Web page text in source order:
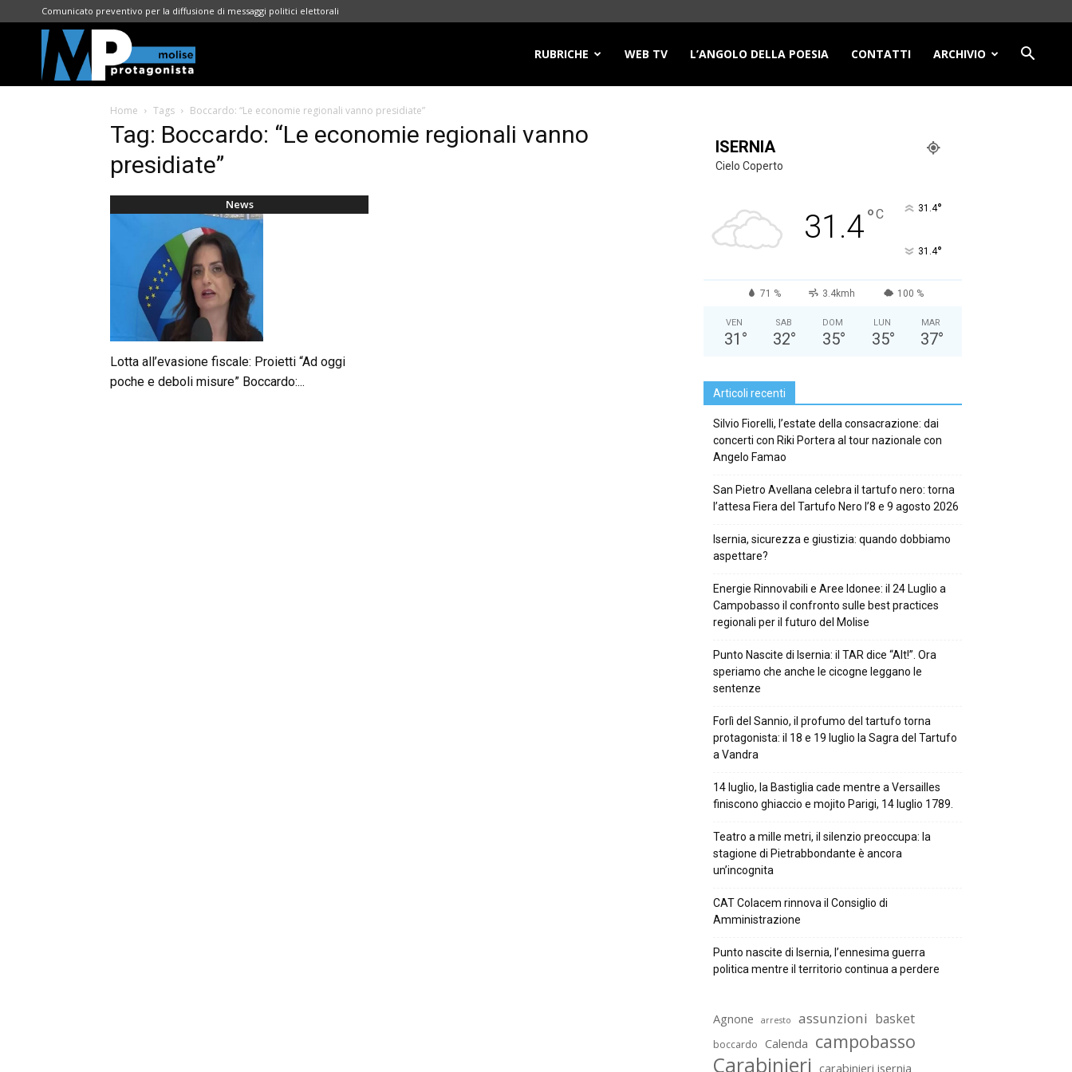
Comunicato preventivo per la diffusione di messaggi politici elettorali
Protagonista
RUBRICHE WEB TV L’ANGOLO DELLA POESIA CONTATTI ARCHIVIO
Home Tags Boccardo: “Le economie regionali vanno presidiate”
Tag: Boccardo: “Le economie regionali vanno
presidiate”
News
Lotta all’evasione fiscale: Proietti “Ad oggi
poche e deboli misure” Boccardo:...
ISERNIA
Cielo Coperto
31.4°C 31.4°
31.4°
71 % 3.4kmh 100 %
VEN
31 °
SAB
32°
DOM
35°
LUN
35°
MAR
37°
Articoli recenti
Silvio Fiorelli, l’estate della consacrazione: dai
concerti con Riki Portera al tour nazionale con
Angelo Famao
San Pietro Avellana celebra il tartufo nero: torna
l’attesa Fiera del Tartufo Nero l’8 e 9 agosto 2026
Isernia, sicurezza e giustizia: quando dobbiamo
aspettare?
Energie Rinnovabili e Aree Idonee: il 24 Luglio a
Campobasso il confronto sulle best practices
regionali per il futuro del Molise
Punto Nascite di Isernia: il TAR dice “Alt!”. Ora
speriamo che anche le cicogne leggano le
sentenze
Forlì del Sannio, il profumo del tartufo torna
protagonista: il 18 e 19 luglio la Sagra del Tartufo
a Vandra
14 luglio, la Bastiglia cade mentre a Versailles
finiscono ghiaccio e mojito Parigi, 14 luglio 1789.
Teatro a mille metri, il silenzio preoccupa: la
stagione di Pietrabbondante è ancora
un’incognita
CAT Colacem rinnova il Consiglio di
Amministrazione
Punto nascite di Isernia, l’ennesima guerra
politica mentre il territorio continua a perdere
Agnone arresto assunzioni basket
boccardo Calenda campobasso
Carabinieri carabinieri isernia